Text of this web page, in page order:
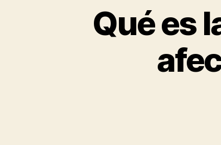
Qué es